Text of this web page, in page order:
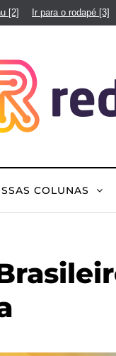
[2] Ir para o rodapé [3]
COLUNAS